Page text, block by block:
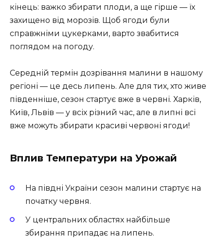
кінець: важко збирати плоди, а ще гірше — їх
захищено від морозів. Щоб ягоди були
справжніми цукерками, варто звабитися
поглядом на погоду.
Середній термін дозрівання малини в нашому
регіоні — це десь липень. Але для тих, хто живе
південніше, сезон стартує вже в червні. Харків,
Київ, Львів — у всіх різний час, але в липні всі
вже можуть збирати красиві червоні ягоди!
Вплив Температури на Урожай
На півдні України сезон малини стартує на
початку червня.
У центральних областях найбільше
збирання припадає на липень.